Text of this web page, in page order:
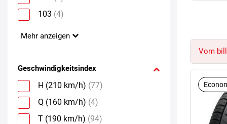
103 (4)
Mehr anzeigen
Geschwindigkeitsindex
H (210 km/h) (77)
Q (160 km/h) (4)
T (190 km/h) (94)
Vom